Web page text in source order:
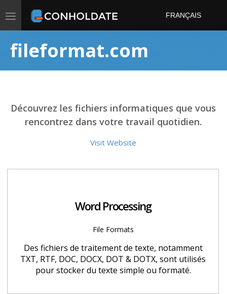
Toggle
FRANÇAIS
fileformat.com
Découvrez les fichiers informatiques que vous
rencontrez dans votre travail quotidien.
Visit Website
Word Processing
File Formats
Des fichiers de traitement de texte, notamment
TXT, RTF, DOC, DOCX, DOT & DOTX, sont utilisés
pour stocker du texte simple ou formaté.